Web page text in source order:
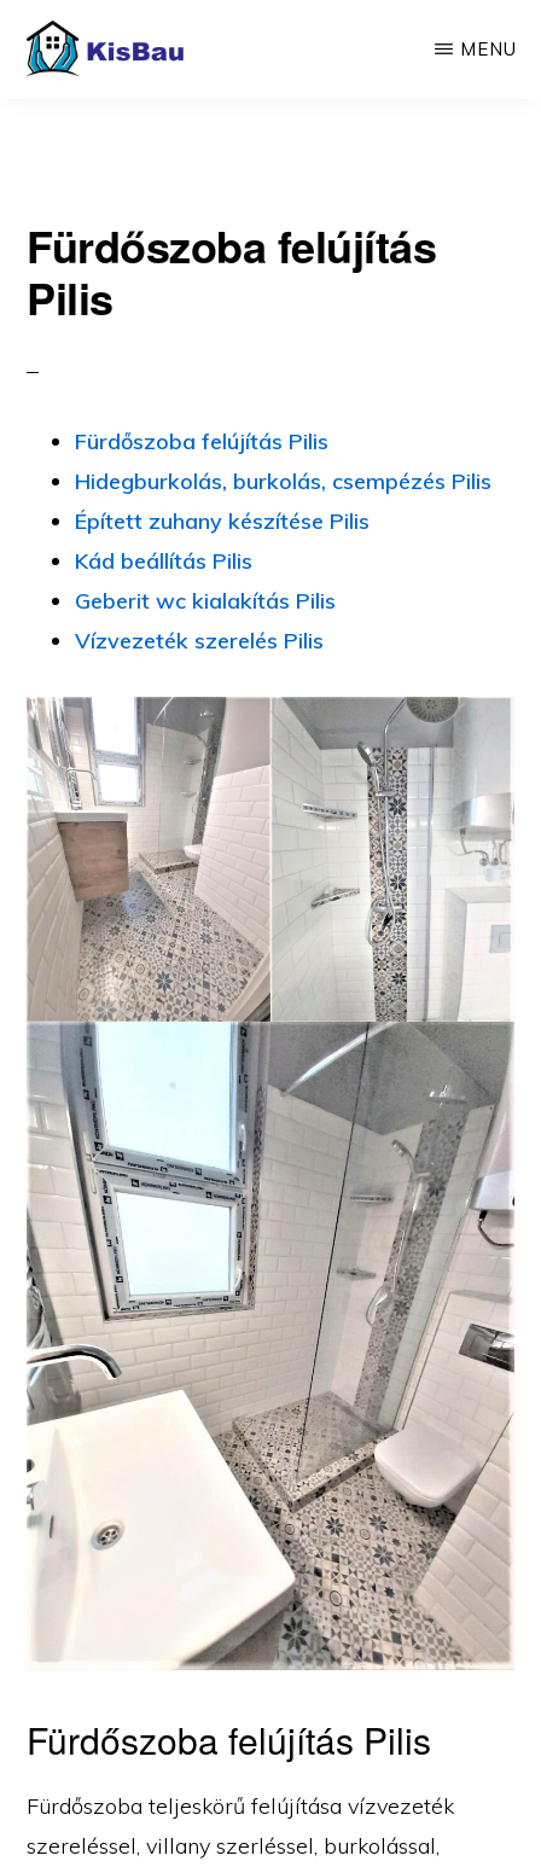
Skip
MENU
Fürdőszoba felújítás
Pilis
Fürdőszoba felújítás Pilis
Hidegburkolás, burkolás, csempézés Pilis
Épített zuhany készítése Pilis
Kád beállítás Pilis
Geberit wc kialakítás Pilis
Vízvezeték szerelés Pilis
Fürdőszoba felújítás Pilis
Fürdőszoba teljeskörű felújítása vízvezeték
szereléssel, villany szerléssel, burkolással,